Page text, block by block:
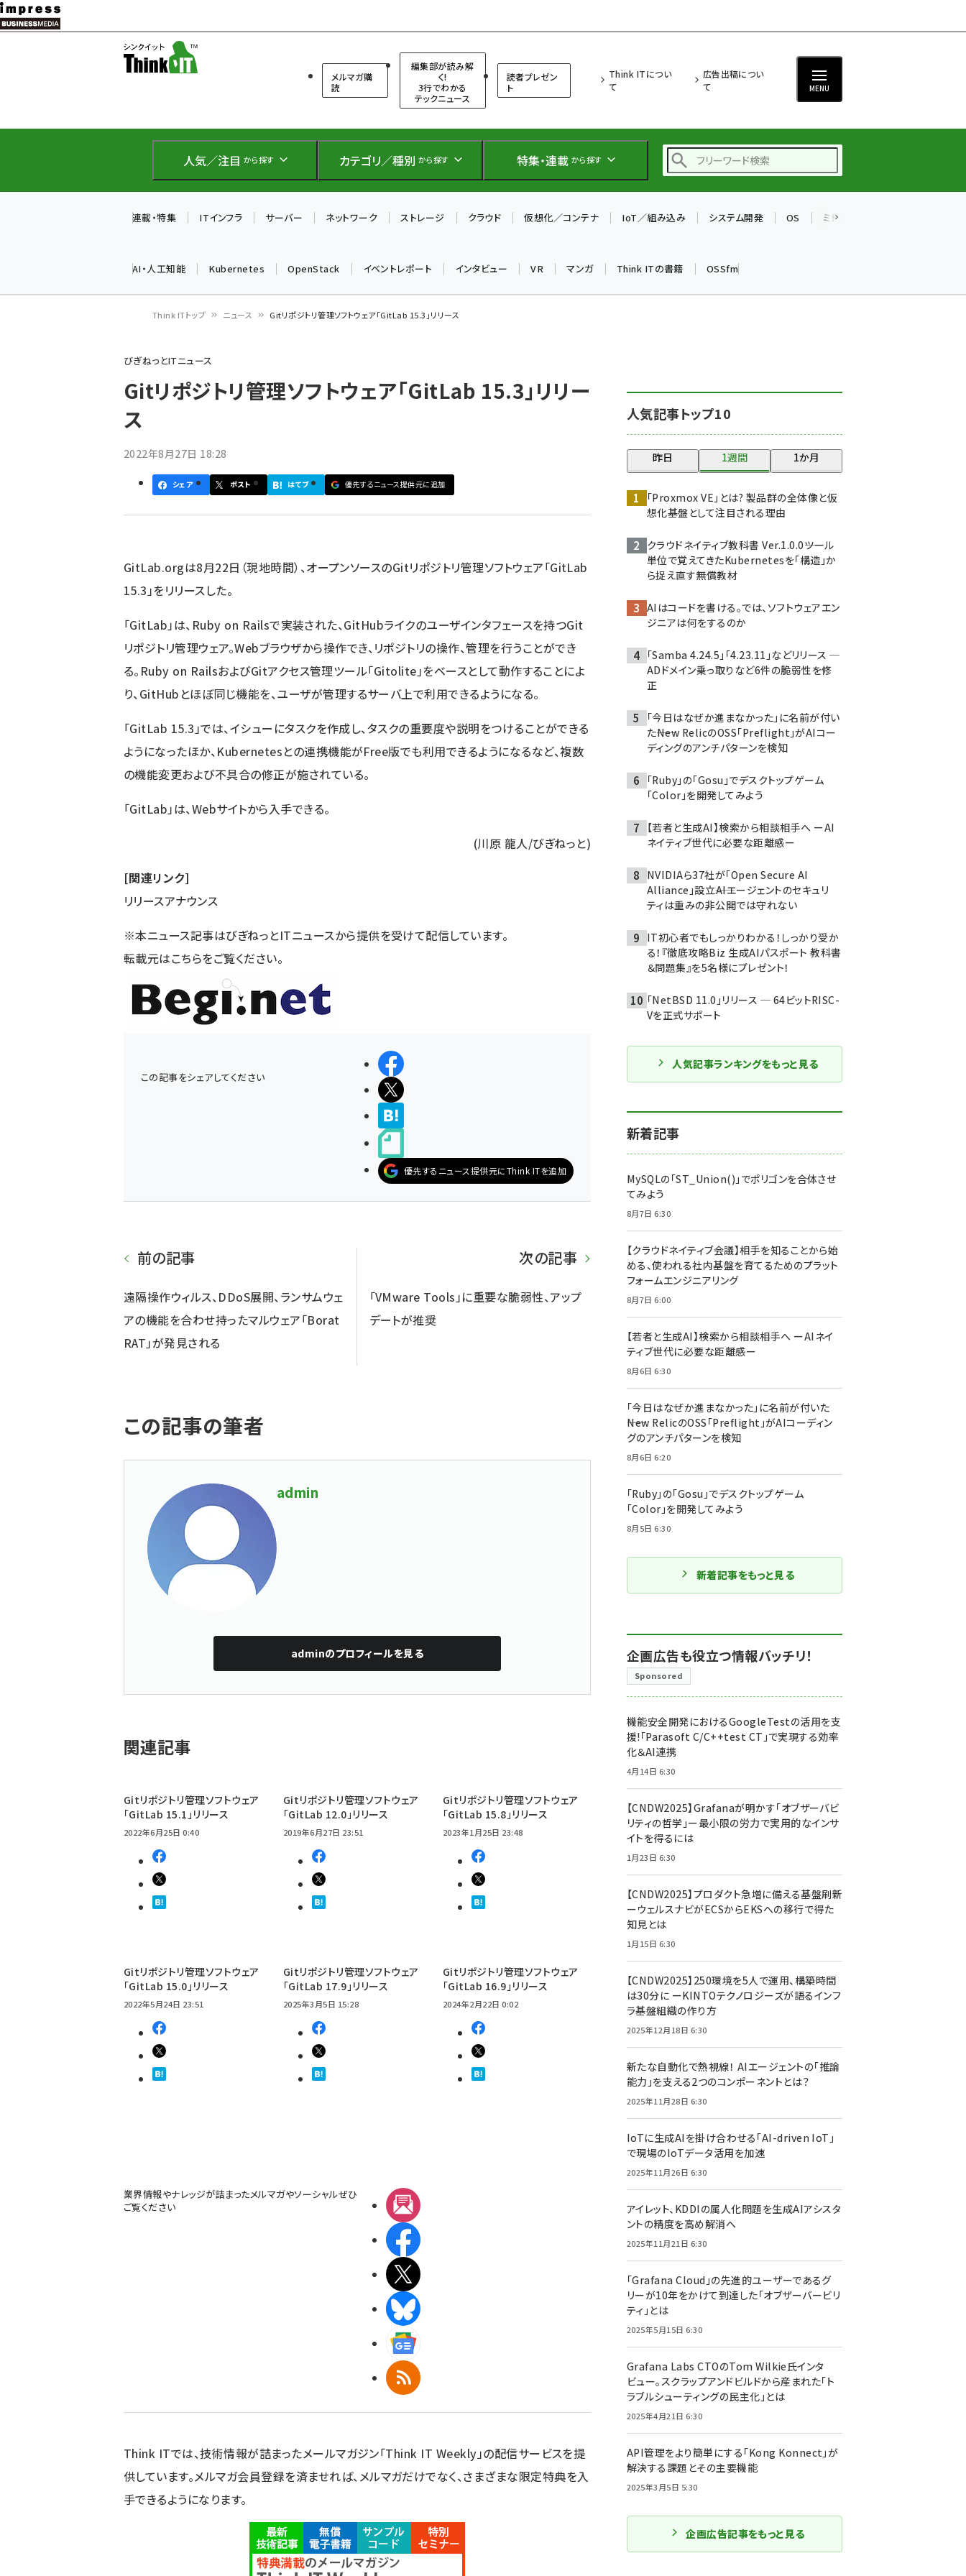
メ
イ
テ
に
メルマガ購
読
編集部が読み解
く!
3行でわかる
テックニュース
読者プレゼン
ト
Think ITについ
て
広告出稿につい
て
MENU
人気／注目 から探す カテゴリ／種別 から探す 特集・連載 から探す
仲間と築いた勝利の絆～
drupal (1956)
genai (1484)
abc123 (1360)
連載・特集 ITインフラ サーバー ネットワーク ストレージ クラウド 仮想化／コンテナ IoT／組み込み システム開発 OS ミドルウェア
AI・人工知能 Kubernetes OpenStack イベントレポート インタビュー VR マンガ Think ITの書籍 OSSfm
ン
く
ず
Think ITトップ ニュース Gitリポジトリ管理ソフトウェア「GitLab 15.3」リリース
びぎねっとITニュース
Gitリポジトリ管理ソフトウェア「GitLab 15.3」リリー
ス
2022年8月27日 18:28
シェア ポスト はてブ 優先するニュース提供元に追加
GitLab.orgは8月22日（現地時間）、オープンソースのGitリポジトリ管理ソフトウェア「GitLab
15.3」をリリースした。
「GitLab」は、Ruby on Railsで実装された、GitHubライクのユーザインタフェースを持つGit
リポジトリ管理ウェア。Webブラウザから操作でき、リポジトリの操作、管理を行うことができ
る。Ruby on RailsおよびGitアクセス管理ツール「Gitolite」をベースとして動作することによ
り、GitHubとほぼ同じ機能を、ユーザが管理するサーバ上で利用できるようになる。
「GitLab 15.3」では、イシューにタスクを作成し、タスクの重要度や説明をつけることができる
ようになったほか、Kubernetesとの連携機能がFree版でも利用できるようになるなど、複数
の機能変更および不具合の修正が施されている。
「GitLab」は、Webサイトから入手できる。
(川原 龍人/びぎねっと)
[関連リンク]
リリースアナウンス
※本ニュース記事はびぎねっとITニュースから提供を受けて配信しています。
転載元はこちらをご覧ください。
この記事をシェアしてください
シェアする
ポストする
優先するニュース提供元にThink ITを追加
前の記事
遠隔操作ウィルス、DDoS展開、ランサムウェ
アの機能を合わせ持ったマルウェア「Borat
RAT」が発見される
次の記事
「VMware Tools」に重要な脆弱性、アップ
デートが推奨
この記事の筆者
admin
adminのプロフィールを見る
関連記事
Gitリポジトリ管理ソフトウェア
「GitLab 15.1」リリース
2022年6月25日 0:40
Gitリポジトリ管理ソフトウェア
「GitLab 12.0」リリース
2019年6月27日 23:51
Gitリポジトリ管理ソフトウェア
「GitLab 15.8」リリース
2023年1月25日 23:48
Gitリポジトリ管理ソフトウェア
「GitLab 15.0」リリース
2022年5月24日 23:51
Gitリポジトリ管理ソフトウェア
「GitLab 17.9」リリース
2025年3月5日 15:28
Gitリポジトリ管理ソフトウェア
「GitLab 16.9」リリース
2024年2月22日 0:02
業界情報やナレッジが詰まったメルマガやソーシャルぜひ
ご覧ください
RSS
Think ITでは、技術情報が詰まったメールマガジン「Think IT Weekly」の配信サービスを提
供しています。メルマガ会員登録を済ませれば、メルマガだけでなく、さまざまな限定特典を入
手できるようになります。
人気記事トップ10
昨日 1週間 1か月
「Proxmox VE」とは? 製品群の全体像と仮
想化基盤として注目される理由
クラウドネイティブ教科書 Ver.1.0.0――ツール
単位で覚えてきたKubernetesを「構造」か
ら捉え直す無償教材
AIはコードを書ける。では、ソフトウェアエン
ジニアは何をするのか
「Samba 4.24.5」「4.23.11」などリリース ─
ADドメイン乗っ取りなど6件の脆弱性を修
正
「今日はなぜか進まなかった」に名前が付い
た――New RelicのOSS「Preflight」がAIコー
ディングのアンチパターンを検知
「Ruby」の「Gosu」でデスクトップゲーム
「Color」を開発してみよう
【若者と生成AI】検索から相談相手へ ーAI
ネイティブ世代に必要な距離感ー
NVIDIAら37社が「Open Secure AI
Alliance」設立――AIエージェントのセキュリ
ティは重みの非公開では守れない
IT初心者でもしっかりわかる！しっかり受か
る！『徹底攻略Biz 生成AIパスポート 教科書
＆問題集』を5名様にプレゼント！
「NetBSD 11.0」リリース ─ 64ビットRISC-
Vを正式サポート
人気記事ランキングをもっと見る
新着記事
MySQLの「ST_Union()」でポリゴンを合体させ
てみよう
8月7日 6:30
【クラウドネイティブ会議】相手を知ることから始
める、使われる社内基盤を育てるためのプラット
フォームエンジニアリング
8月7日 6:00
【若者と生成AI】検索から相談相手へ ーAIネイ
ティブ世代に必要な距離感ー
8月6日 6:30
「今日はなぜか進まなかった」に名前が付いた
――New RelicのOSS「Preflight」がAIコーディン
グのアンチパターンを検知
8月6日 6:20
「Ruby」の「Gosu」でデスクトップゲーム
「Color」を開発してみよう
8月5日 6:30
新着記事をもっと見る
企画広告も役立つ情報バッチリ！
Sponsored
機能安全開発におけるGoogleTestの活用を支
援!「Parasoft C/C++test CT」で実現する効率
化＆AI連携
4月14日 6:30
【CNDW2025】Grafanaが明かす「オブザーバビ
リティの哲学」ー最小限の労力で実用的なインサ
イトを得るには
1月23日 6:30
【CNDW2025】プロダクト急増に備える基盤刷新
ーウェルスナビがECSからEKSへの移行で得た
知見とは
1月15日 6:30
【CNDW2025】250環境を5人で運用、構築時間
は30分に ーKINTOテクノロジーズが語るインフ
ラ基盤組織の作り方
2025年12月18日 6:30
新たな自動化で熱視線！ AIエージェントの「推論
能力」を支える2つのコンポーネントとは？
2025年11月28日 6:30
IoTに生成AIを掛け合わせる「AI-driven IoT」
で現場のIoTデータ活用を加速
2025年11月26日 6:30
アイレット、KDDIの属人化問題を生成AIアシスタ
ントの精度を高め解消へ
2025年11月21日 6:30
「Grafana Cloud」の先進的ユーザーであるグ
リーが10年をかけて到達した「オブザーバービリ
ティ」とは
2025年5月15日 6:30
Grafana Labs CTOのTom Wilkie氏インタ
ビュー。スクラップアンドビルドから産まれた「ト
ラブルシューティングの民主化」とは
2025年4月21日 6:30
API管理をより簡単にする「Kong Konnect」が
解決する課題とその主要機能
2025年3月5日 5:30
企画広告記事をもっと見る